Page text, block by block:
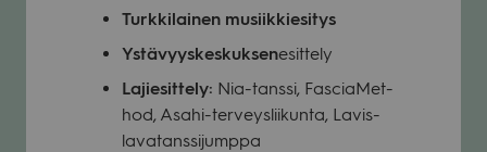
Turk­ki­lai­nen musiik­kie­si­tys
Ystä­vyys­kes­kuk­senesit­tely
Lajie­sit­tely: Nia-tanssi, Fascia­Met­
hod, Asahi-ter­veys­lii­kunta, Lavis-
lava­tans­si­jumppa